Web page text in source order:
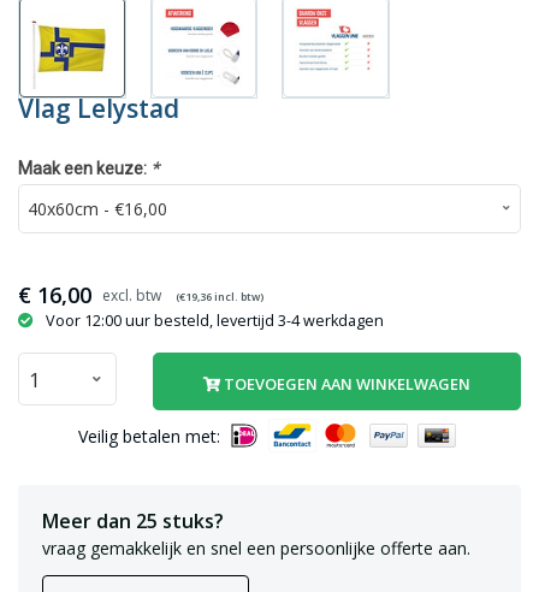
Vlag Lelystad
Maak een keuze: *
€ 16,00 (€19,36incl. btw)
Voor 12:00 uur besteld, levertijd 3-4 werkdagen
TOEVOEGEN AAN WINKELWAGEN
Veilig betalen met:
Meer dan 25 stuks?
vraag gemakkelijk en snel een persoonlijke offerte aan.